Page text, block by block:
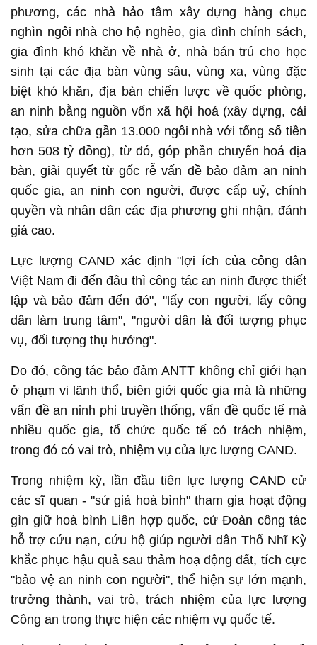
phương, các nhà hảo tâm xây dựng hàng chục
nghìn ngôi nhà cho hộ nghèo, gia đình chính sách,
gia đình khó khăn về nhà ở, nhà bán trú cho học
sinh tại các địa bàn vùng sâu, vùng xa, vùng đặc
biệt khó khăn, địa bàn chiến lược về quốc phòng,
an ninh bằng nguồn vốn xã hội hoá (xây dựng, cải
tạo, sửa chữa gần 13.000 ngôi nhà với tổng số tiền
hơn 508 tỷ đồng), từ đó, góp phần chuyển hoá địa
bàn, giải quyết từ gốc rễ vấn đề bảo đảm an ninh
quốc gia, an ninh con người, được cấp uỷ, chính
quyền và nhân dân các địa phương ghi nhận, đánh
giá cao.
Lực lượng CAND xác định "lợi ích của công dân
Việt Nam đi đến đâu thì công tác an ninh được thiết
lập và bảo đảm đến đó", "lấy con người, lấy công
dân làm trung tâm", "người dân là đối tượng phục
vụ, đối tượng thụ hưởng".
Do đó, công tác bảo đảm ANTT không chỉ giới hạn
ở phạm vi lãnh thổ, biên giới quốc gia mà là những
vấn đề an ninh phi truyền thống, vấn đề quốc tế mà
nhiều quốc gia, tổ chức quốc tế có trách nhiệm,
trong đó có vai trò, nhiệm vụ của lực lượng CAND.
Trong nhiệm kỳ, lần đầu tiên lực lượng CAND cử
các sĩ quan - "sứ giả hoà bình" tham gia hoạt động
gìn giữ hoà bình Liên hợp quốc, cử Đoàn công tác
hỗ trợ cứu nạn, cứu hộ giúp người dân Thổ Nhĩ Kỳ
khắc phục hậu quả sau thảm hoạ động đất, tích cực
"bảo vệ an ninh con người", thể hiện sự lớn mạnh,
trưởng thành, vai trò, trách nhiệm của lực lượng
Công an trong thực hiện các nhiệm vụ quốc tế.